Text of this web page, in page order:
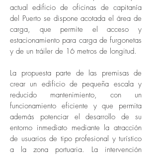
actual edificio de oficinas de capitanía
del Puerto se dispone acotada el área de
carga, que permite el acceso y
estacionamiento para carga de furgonetas
y de un tráiler de 16 metros de longitud.
La propuesta parte de las premisas de
crear un edificio de pequeña escala y
reducido mantenimiento, con un
funcionamiento eficiente y que permita
además potenciar el desarrollo de su
entorno inmediato mediante la atracción
de usuarios de tipo profesional y turístico
a la zona portuaria. La intervención